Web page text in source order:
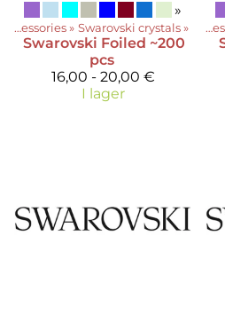
»
Accessories ‪» Swarovski crystals ‪»
Swarovski Foiled ~200
pcs
16,00 - 20,00 €
I lager
Produkter ‪»